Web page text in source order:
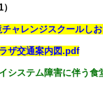
チャレンジスクールし
ザ交通案内図.pdf
システム障害に伴う